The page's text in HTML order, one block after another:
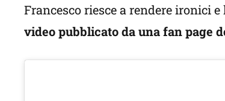
Francesco riesce a rendere ironici
video pubblicato da una fan page